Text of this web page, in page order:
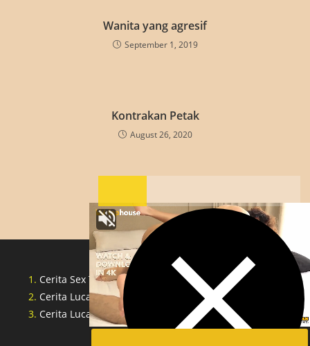
Wanita yang agresif
September 1, 2019
Kontrakan Petak
August 26, 2020
Cerita Sex Tante Indonesia
Cerita Lucah Singapore
Cerita Lucah Indonesia